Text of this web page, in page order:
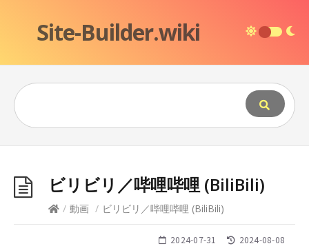
Site-Builder.wiki
ビリビリ／哔哩哔哩 (BiliBili)
/ 動画 / ビリビリ／哔哩哔哩 (BiliBili)
2024-07-31 2024-08-08